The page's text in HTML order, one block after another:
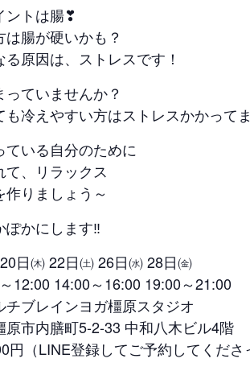
ントは腸❣
腸が硬いかも？
原因は、ストレスです！
っていませんか？
も冷えやすい方はストレスかかって
ている自分のために
、リラックス
作りましょう～
ぽかにします‼
日㈭ 22日㈯ 26日㈬ 28日㈮
12:00 14:00～16:00 19:00～21:00
チブレインヨガ橿原スタジオ
原市内膳町5-2-33 中和八木ビル4階
円（LINE登録してご予約してくださ